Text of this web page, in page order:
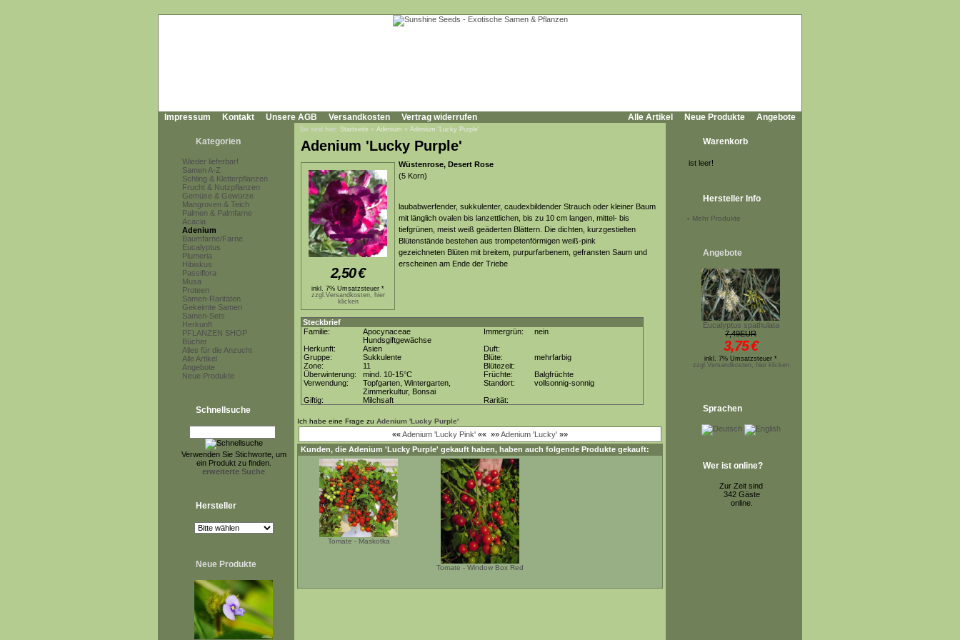
Impressum Kontakt Unsere AGB Versandkosten Vertrag widerrufen Alle Artikel Neue Produkte Angebote
Kategorien
Wieder lieferbar!
Samen A-Z
Schling & Kletterpflanzen
Frucht & Nutzpflanzen
Gemüse & Gewürze
Mangroven & Teich
Palmen & Palmfarne
Acacia
Adenium
Baumfarne/Farne
Eucalyptus
Plumeria
Hibiskus
Passiflora
Musa
Proteen
Samen-Raritäten
Gekeimte Samen
Samen-Sets
Herkunft
PFLANZEN SHOP
Bücher
Alles für die Anzucht
Alle Artikel
Angebote
Neue Produkte
Schnellsuche
Verwenden Sie Stichworte, um
ein Produkt zu finden.
erweiterte Suche
Hersteller
Neue Produkte
Sie sind hier: Startseite » Adenium » Adenium 'Lucky Purple'
Adenium 'Lucky Purple'
2,50€
inkl. 7% Umsatzsteuer *
zzgl.Versandkosten, hier
klicken
Wüstenrose, Desert Rose
(5 Korn)
laubabwerfender, sukkulenter, caudexbildender Strauch oder kleiner Baum
mit länglich ovalen bis lanzettlichen, bis zu 10 cm langen, mittel- bis
tiefgrünen, meist weiß geäderten Blättern. Die dichten, kurzgestielten
Blütenstände bestehen aus trompetenförmigen weiß-pink
gezeichneten Blüten mit breitem, purpurfarbenem, gefransten Saum und
erscheinen am Ende der Triebe
Steckbrief
Familie:
Apocynaceae
Hundsgiftgewächse
Immergrün:
nein
Herkunft:
Asien
Duft:
Gruppe:
Sukkulente Blüte:
mehrfarbig
Zone:
11
Blütezeit:
Überwinterung:
mind. 10-15°C Früchte:
Balgfrüchte
Verwendung:
Topfgarten, Wintergarten,
Zimmerkultur, Bonsai
Standort:
vollsonnig-sonnig
Giftig:
Milchsaft Rarität:
Ich habe eine Frage zu Adenium 'Lucky Purple'
««Adenium 'Lucky Pink' «« »»Adenium 'Lucky' »»
Kunden, die Adenium 'Lucky Purple' gekauft haben, haben auch folgende Produkte gekauft:
Tomate - Maskotka
Tomate - Window Box Red
Warenkorb
ist leer!
Hersteller Info
- Mehr Produkte
Angebote
Eucalyptus spathulata
7,49EUR
3,75€
inkl. 7% Umsatzsteuer *
zzgl.Versandkosten, hier klicken
Sprachen
Wer ist online?
Zur Zeit sind
342 Gäste
online.